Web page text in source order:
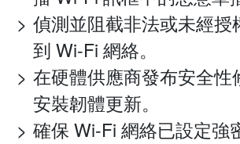
偵測並阻截非法或未經授
到 Wi-Fi 網絡。
在硬體供應商發布安全性
安裝韌體更新。
確保 Wi-Fi 網絡已設定強